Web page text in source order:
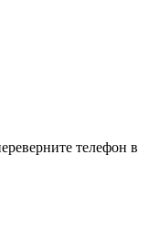
телефон в